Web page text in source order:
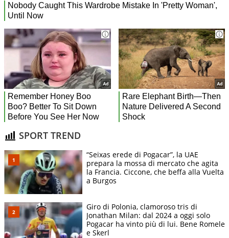
SPORT TREND
“Seixas erede di Pogacar”, la UAE
prepara la mossa di mercato che agita
la Francia. Ciccone, che beffa alla Vuelta
a Burgos
Giro di Polonia, clamoroso tris di
Jonathan Milan: dal 2024 a oggi solo
Pogacar ha vinto più di lui. Bene Romele
e Skerl